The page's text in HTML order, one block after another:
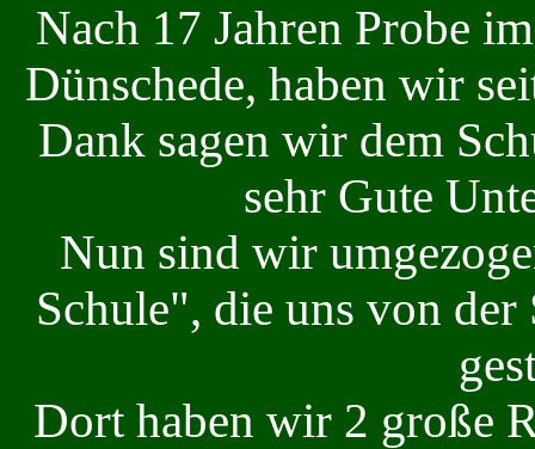
Nach 17 Jahren Probe
Dünschede, haben wir
Dank sagen wir dem
sehr Gute
Nun sind wir
Schule", die uns von
Dort haben wir 2 große